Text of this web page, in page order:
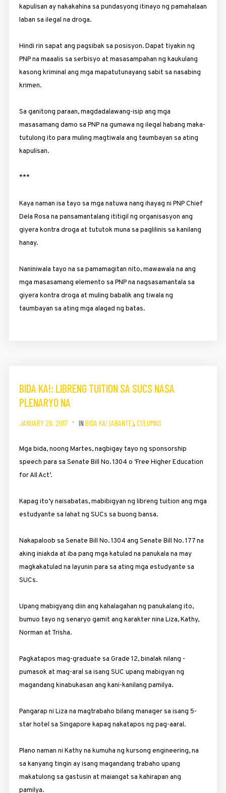
kapulisan ay nakakahina sa pundasyong itinayo ng pamahalaan
laban sa ilegal na droga.
Hindi rin sapat ang pagsibak sa posisyon. Dapat tiyakin ng
PNP na maaalis sa serbisyo at masasampahan ng kaukulang
kasong kriminal ang mga mapatutunayang sabit sa nasabing
krimen.
Sa ganitong paraan, magdadalawang-isip ang mga
masasamang damo sa PNP na gumawa ng ilegal habang maka­
tutulong ito para muling magtiwala ang taumba­yan sa ating
kapulisan.
***
Kaya naman isa tayo sa mga natuwa nang ihayag ni PNP Chief
Dela Rosa na pansaman­talang ititigil ng orga­ni­sasyon ang
giyera kontra droga at tututok muna sa paglilinis sa kanilang
hanay.
Naniniwala tayo na sa pamamagitan nito, mawawala na ang
mga masasamang elemento sa PNP na nagsasamantala sa
giyera kontra droga at muling babalik ang tiwala ng
taumbayan sa ating mga alagad ng batas.
BIDA KA!: LIBRENG TUITION SA SUCS NASA
PLENARYO NA
JANUARY 26, 2017 IN BIDA KA! (ABANTE), COLUMNS
Mga bida, noong Martes, nagbigay tayo ng sponsorship
speech para sa Senate Bill No. 1304 o ‘Free Higher Education
for All Act’.
Kapag ito’y naisabatas, mabi­bigyan ng libreng tuition ang mga
estudyante sa lahat ng SUCs sa ­buong bansa.
Nakapaloob sa Senate Bill No. 1304 ang Senate Bill No. 177 na
aking iniakda at iba pang mga ka­tulad na panukala na may
magkakatulad na layunin para sa ating mga estudyante sa
SUCs.
Upang mabigyang diin ang kahalagahan ng panukalang ito,
bumuo tayo ng senaryo gamit ang karakter nina Liza, Kathy,
Norman at Trisha.
Pagkatapos mag-graduate sa Grade 12, binalak nilang ­
pumasok at mag-aral sa isang SUC upang mabigyan ng
magandang kinabukasan ang kani-kanilang pamilya.
Pangarap ni Liza na magtrabaho bilang manager sa isang 5-
star hotel sa Singapore kapag nakatapos ng pag-aaral.
Plano naman ni Kathy na kumuha ng kursong ­engineering, na
sa kanyang tingin ay isang magandang trabaho upang
makatulong sa gastusin at maiangat sa kahirapan ang
pamilya.